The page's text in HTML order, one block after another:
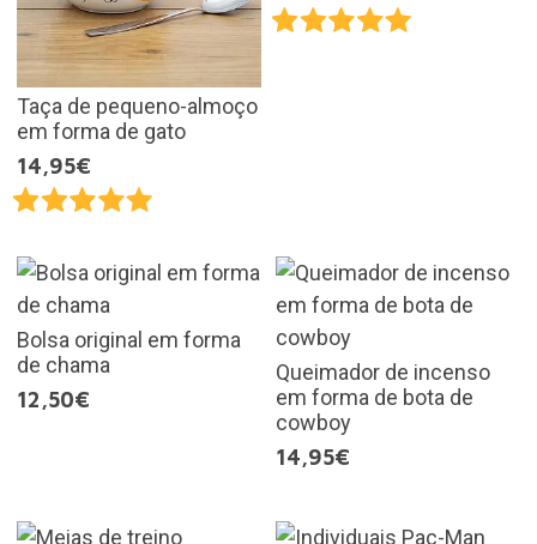
Taça de pequeno-almoço
em forma de gato
14,95€
Bolsa original em forma
de chama
12,50€
Queimador de incenso
em forma de bota de
cowboy
14,95€